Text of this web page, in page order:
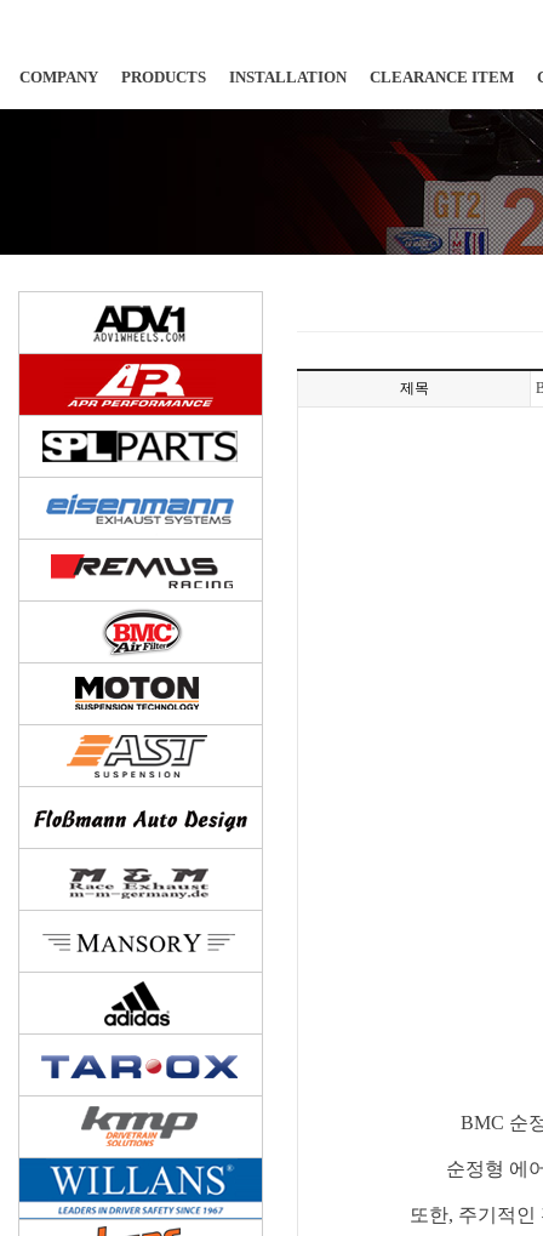
COMPANY PRODUCTS INSTALLATION CLEARANCE ITEM
제목
BMC 순
순정형 에
또한, 주기적